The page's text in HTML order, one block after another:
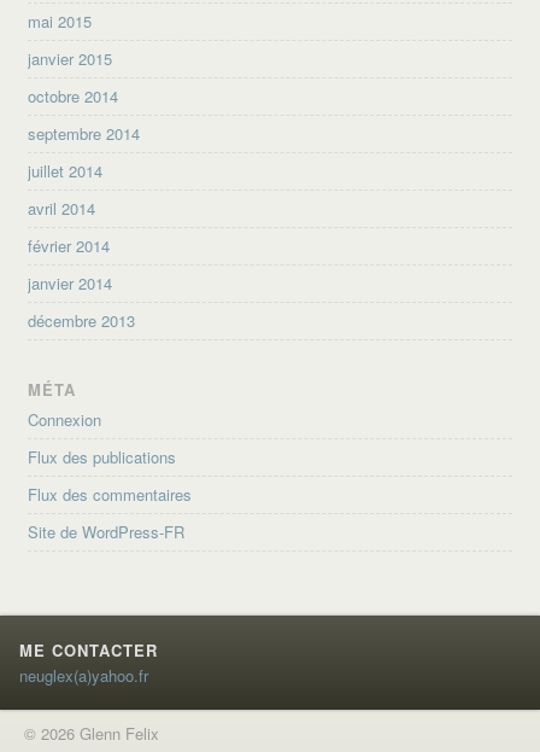
mai 2015
janvier 2015
octobre 2014
septembre 2014
juillet 2014
avril 2014
février 2014
janvier 2014
décembre 2013
MÉTA
Connexion
Flux des publications
Flux des commentaires
Site de WordPress-FR
ME CONTACTER
neuglex(a)yahoo.fr
© 2026 Glenn Felix